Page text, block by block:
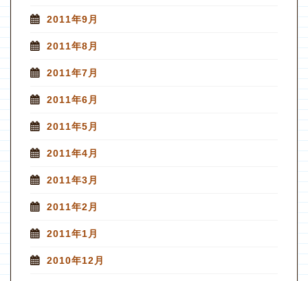
2011年9月
2011年8月
2011年7月
2011年6月
2011年5月
2011年4月
2011年3月
2011年2月
2011年1月
2010年12月